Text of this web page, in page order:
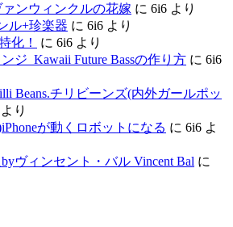
ァンウィンクルの花嫁 に 6i6 より
ル+珍楽器 に 6i6 より
化！
に 6i6 より
ジ_Kawaii Future Bassの作り方 に 6i6
Beans.チリビーンズ(内外ガールポッ
より
が動くロボットになる に 6i6 よ
ヴィンセント・バル Vincent Bal に